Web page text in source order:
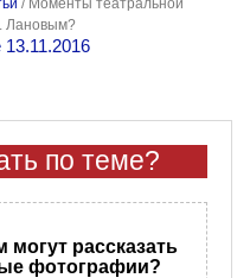
/ Моменты театральной
Лановым?
13.11.2016
по теме?
могут рассказать
фотографии?